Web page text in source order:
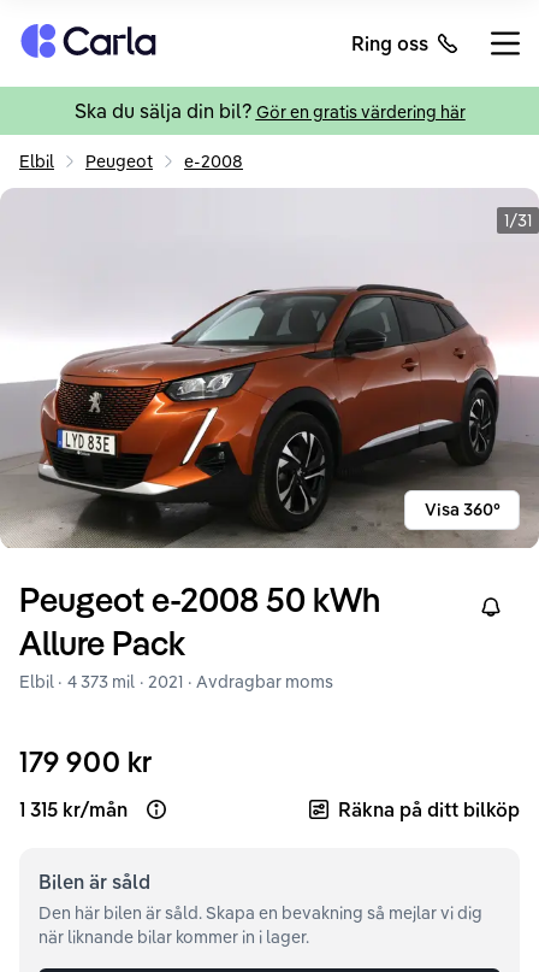
Tillbaka till startsidan Ring oss
Ska du sälja din bil? Gör en gratis värdering här
Elbil Peugeot e-2008
1/31
Visa 360°
Peugeote-200850 kWh
Allure Pack
Right
Elbil · 4 373 mil · 2021 · Avdragbar moms
179 900 kr
1 315 kr/mån Open loan example Räkna på ditt bilköp
Bilen är såld
Den här bilen är såld. Skapa en bevakning så mejlar vi dig
när liknande bilar kommer in i lager.